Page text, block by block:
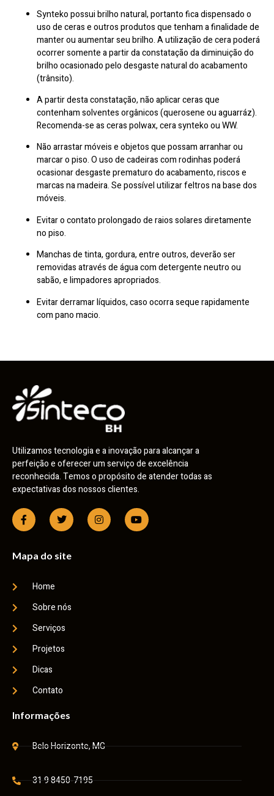
Synteko possui brilho natural, portanto fica dispensado o
uso de ceras e outros produtos que tenham a finalidade de
manter ou aumentar seu brilho. A utilização de cera poderá
ocorrer somente a partir da constatação da diminuição do
brilho ocasionado pelo desgaste natural do acabamento
(trânsito).
A partir desta constatação, não aplicar ceras que
contenham solventes orgânicos (querosene ou aguarráz).
Recomenda-se as ceras polwax, cera synteko ou WW.
Não arrastar móveis e objetos que possam arranhar ou
marcar o piso. O uso de cadeiras com rodinhas poderá
ocasionar desgaste prematuro do acabamento, riscos e
marcas na madeira. Se possível utilizar feltros na base dos
móveis.
Evitar o contato prolongado de raios solares diretamente
no piso.
Manchas de tinta, gordura, entre outros, deverão ser
removidas através de água com detergente neutro ou
sabão, e limpadores apropriados.
Evitar derramar líquidos, caso ocorra seque rapidamente
com pano macio.
Utilizamos tecnologia e a inovação para alcançar a
perfeição e oferecer um serviço de excelência
reconhecida. Temos o propósito de atender todas as
expectativas dos nossos clientes.
Mapa do site
Home
Sobre nós
Serviços
Projetos
Dicas
Contato
Informações
Belo Horizonte, MG
31 9 8450-7195